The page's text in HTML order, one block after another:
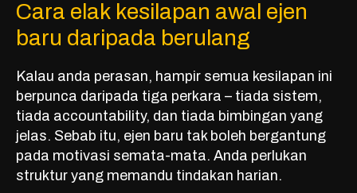
Cara elak kesilapan awal ejen
baru daripada berulang
Kalau anda perasan, hampir semua kesilapan ini
berpunca daripada tiga perkara – tiada sistem,
tiada accountability, dan tiada bimbingan yang
jelas. Sebab itu, ejen baru tak boleh bergantung
pada motivasi semata-mata. Anda perlukan
struktur yang memandu tindakan harian.